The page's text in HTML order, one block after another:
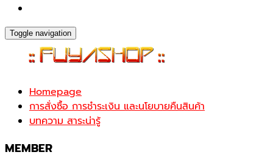
Toggle navigation
Homepage
การสั่งซื้อ การชำระเงิน และนโยบายคืนสินค้า
บทความ สาระน่ารู้
MEMBER